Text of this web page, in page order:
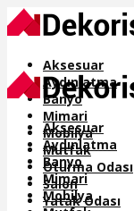
Aksesuar
Aydınlatma
Banyo
Mimari
Mobilya
Mutfak
Oturma Odası
Salon
Yatak Odası
Aksesuar
Aydınlatma
Banyo
Mimari
Mobilya